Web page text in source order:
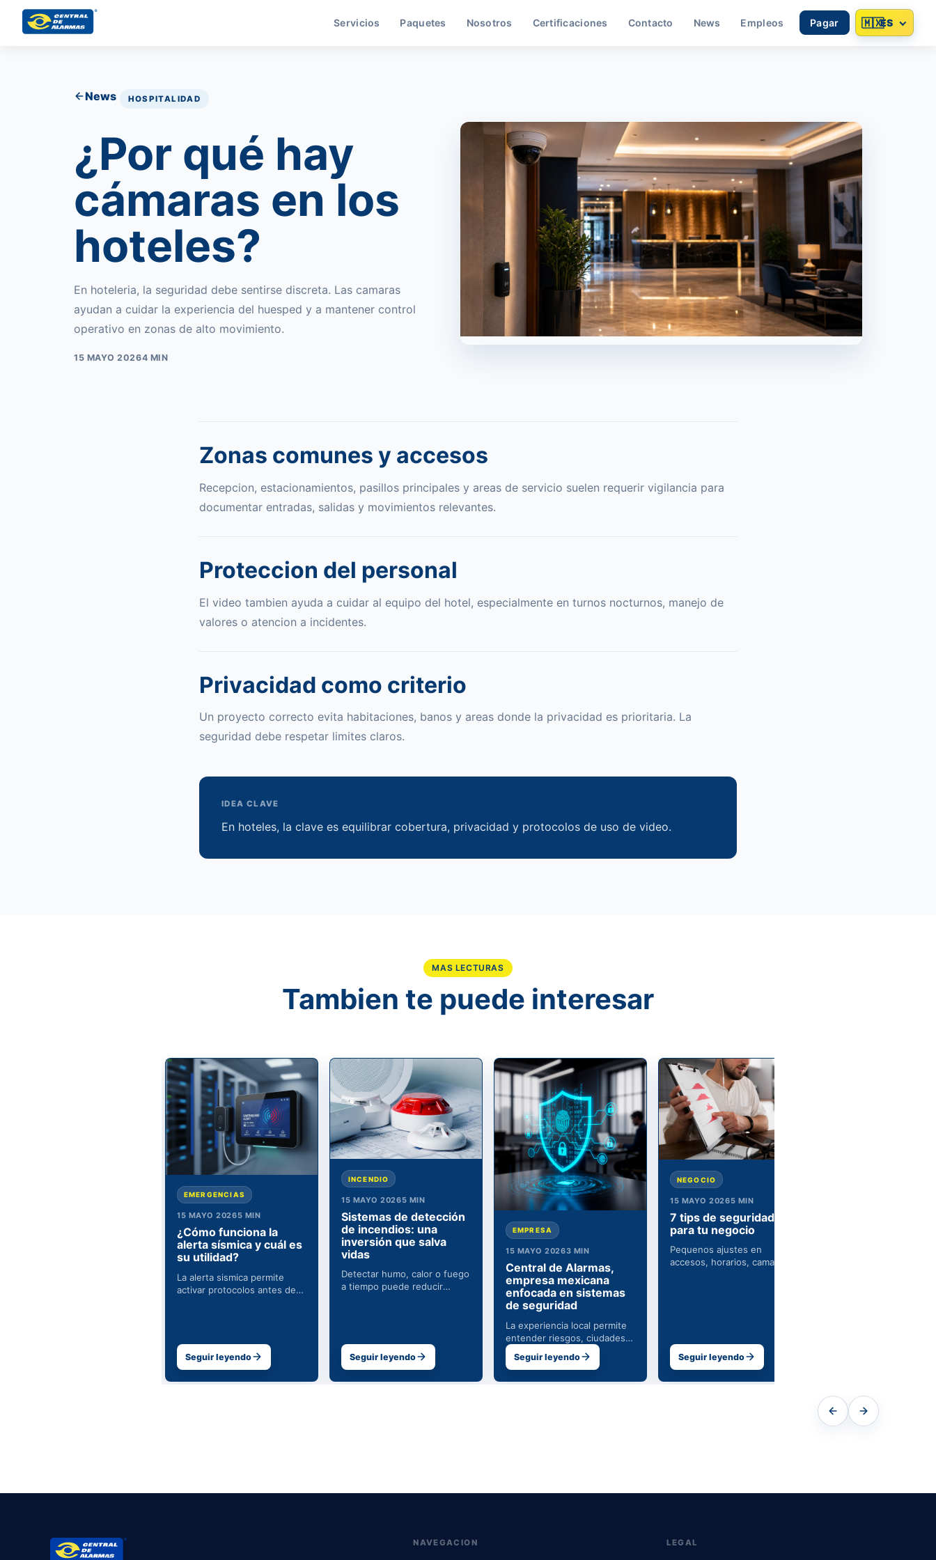
Servicios Paquetes Nosotros Certificaciones Contacto News Empleos Pagar 🇲🇽ES
News HOSPITALIDAD
¿Por qué hay
cámaras en los
hoteles?
En hoteleria, la seguridad debe sentirse discreta. Las camaras
ayudan a cuidar la experiencia del huesped y a mantener control
operativo en zonas de alto movimiento.
15 MAYO 20264 MIN
Zonas comunes y accesos
Recepcion, estacionamientos, pasillos principales y areas de servicio suelen requerir vigilancia para
documentar entradas, salidas y movimientos relevantes.
Proteccion del personal
El video tambien ayuda a cuidar al equipo del hotel, especialmente en turnos nocturnos, manejo de
valores o atencion a incidentes.
Privacidad como criterio
Un proyecto correcto evita habitaciones, banos y areas donde la privacidad es prioritaria. La
seguridad debe respetar limites claros.
IDEA CLAVE
En hoteles, la clave es equilibrar cobertura, privacidad y protocolos de uso de video.
MAS LECTURAS
Tambien te puede interesar
EMERGENCIAS
15 MAYO 20265 MIN
¿Cómo funciona la
alerta sísmica y cuál es
su utilidad?
La alerta sismica permite
activar protocolos antes de
Seguir leyendo
INCENDIO
15 MAYO 20265 MIN
Sistemas de detección
de incendios: una
inversión que salva
vidas
Detectar humo, calor o fuego
a tiempo puede reducir
Seguir leyendo
EMPRESA
15 MAYO 20263 MIN
Central de Alarmas,
empresa mexicana
enfocada en sistemas
de seguridad
La experiencia local permite
entender riesgos, ciudades,
operaciones y necesidades
reales de seguridad en
Seguir leyendo
NEGOCIO
15 MAYO 20265 MIN
7 tips de seguridad
para tu negocio
Pequenos ajustes en
accesos, horarios, camaras y
Seguir leyendo
NAVEGACION LEGAL